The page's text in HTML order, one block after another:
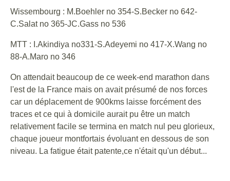
Wissembourg : M.Boehler no 354-S.Becker no 642-
C.Salat no 365-JC.Gass no 536
MTT : I.Akindiya no331-S.Adeyemi no 417-X.Wang no
88-A.Maro no 346
On attendait beaucoup de ce week-end marathon dans
l'est de la France mais on avait présumé de nos forces
car un déplacement de 900kms laisse forcément des
traces et ce qui à domicile aurait pu être un match
relativement facile se termina en match nul peu glorieux,
chaque joueur montfortais évoluant en dessous de son
niveau. La fatigue était patente,ce n'était qu'un début...